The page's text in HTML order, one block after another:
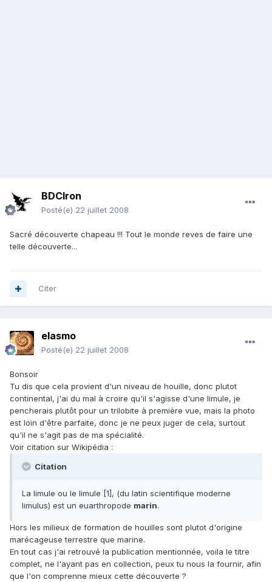
BDCIron
Posté(e) 22 juillet 2008
Sacré découverte chapeau !!! Tout le monde reves de faire une
telle découverte...
Citer
elasmo
Posté(e) 22 juillet 2008
Bonsoir
Tu dis que cela provient d'un niveau de houille, donc plutot
continental, j'ai du mal à croire qu'il s'agisse d'une limule, je
pencherais plutôt pour un trilobite à première vue, mais la photo
est loin d'être parfaite, donc je ne peux juger de cela, surtout
qu'il ne s'agit pas de ma spécialité.
Voir citation sur Wikipédia :
Citation
La limule ou le limule [1], (du latin scientifique moderne
limulus) est un euarthropode marin.
Hors les milieux de formation de houilles sont plutot d'origine
marécageuse terrestre que marine.
En tout cas j'ai retrouvé la publication mentionnée, voila le titre
complet, ne l'ayant pas en collection, peux tu nous la fournir, afin
que l'on comprenne mieux cette découverte ?